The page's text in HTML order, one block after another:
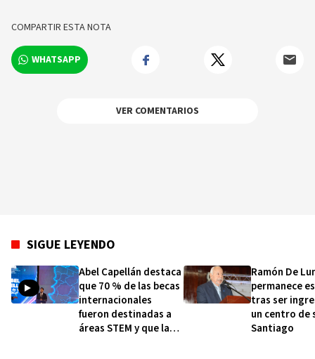
COMPARTIR ESTA NOTA
WHATSAPP
VER COMENTARIOS
SIGUE LEYENDO
Abel Capellán destaca
que 70 % de las becas
internacionales
fueron destinadas a
áreas STEM y que las
Ramón De
permanece
tras ser
un centro de
Santiago